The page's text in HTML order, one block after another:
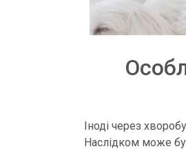
Іноді через
Наслідком може